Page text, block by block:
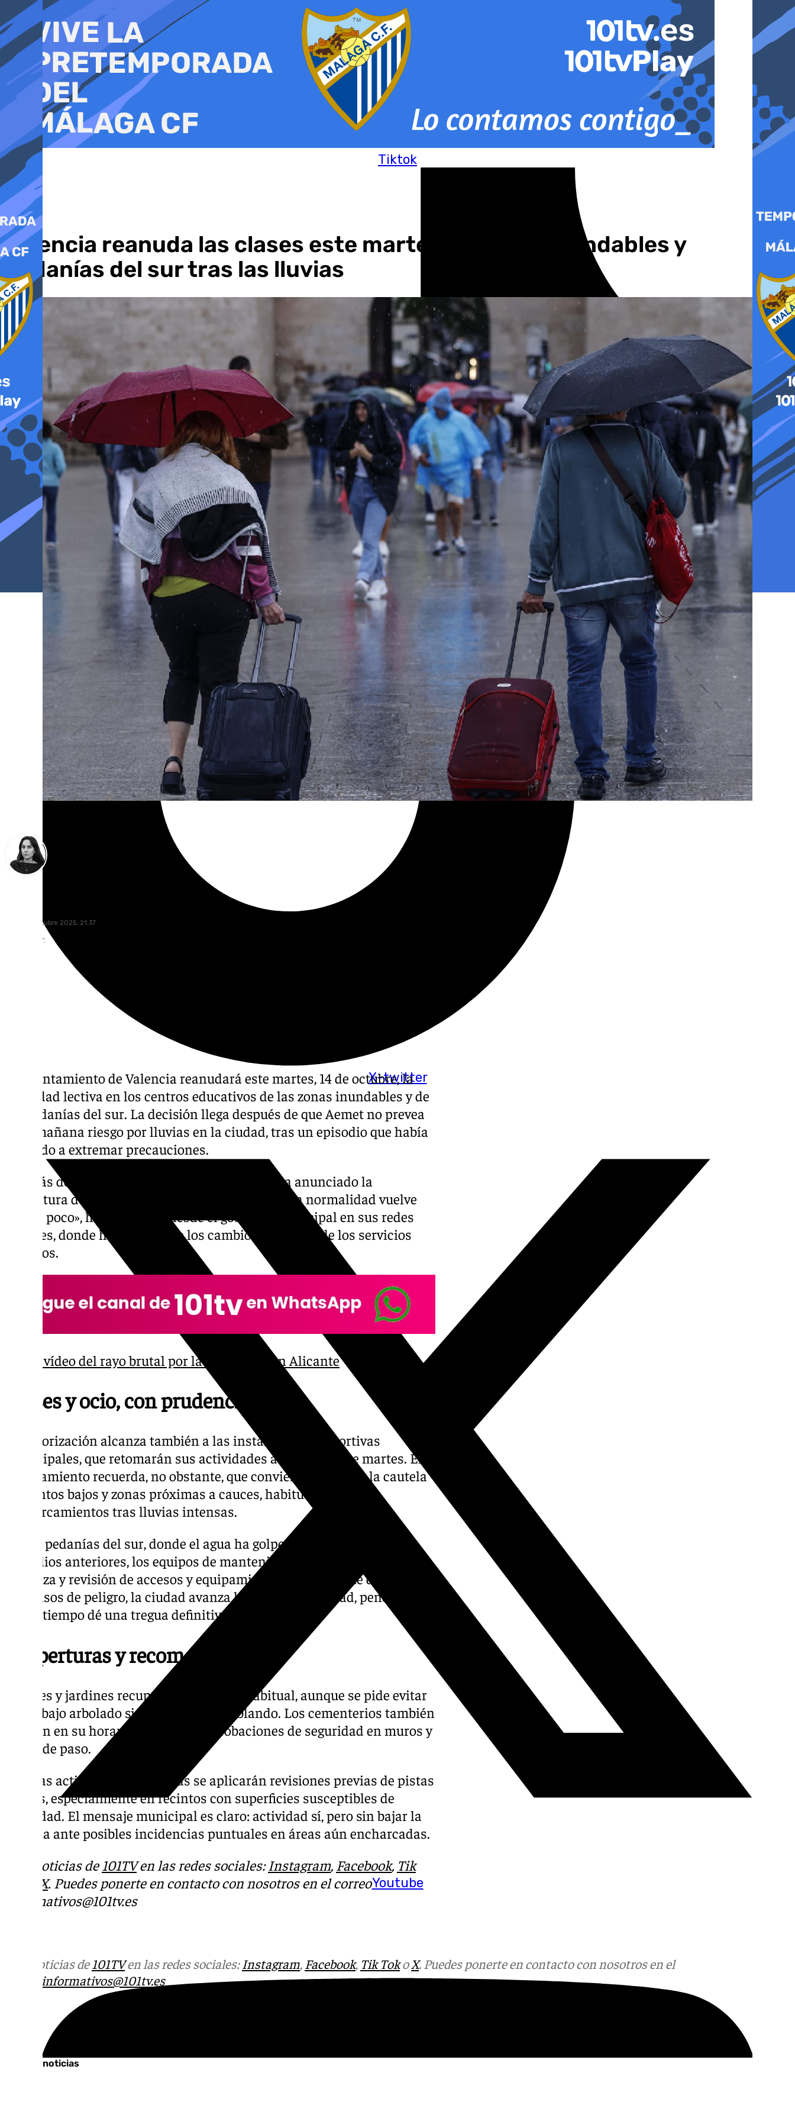
al
contenido
Tiktok
X-twitter
Youtube
Valencia reanuda las clases este martes en zonas inundables y
pedanías del sur tras las lluvias
lunes, 13 octubre 2025, 21:37
Compartir:
El Ayuntamiento de Valencia reanudará este martes, 14 de octubre, la
actividad lectiva en los centros educativos de las zonas inundables y de
las pedanías del sur. La decisión llega después de que Aemet no prevea
para mañana riesgo por lluvias en la ciudad, tras un episodio que había
obligado a extremar precauciones.
Además del regreso a las aulas, el consistorio ha anunciado la
reapertura de parques, jardines y cementerios. «La normalidad vuelve
poco a poco», han señalado desde el gobierno municipal en sus redes
sociales, donde han difundido los cambios de estado de los servicios
públicos.
El vídeo del rayo brutal por la dana Alice en Alicante
Clases y ocio, con prudencia
La autorización alcanza también a las instalaciones deportivas
municipales, que retomarán sus actividades a partir de este martes. El
Ayuntamiento recuerda, no obstante, que conviene mantener la cautela
en puntos bajos y zonas próximas a cauces, habituales focos de
encharcamientos tras lluvias intensas.
En las pedanías del sur, donde el agua ha golpeado con más fuerza en
episodios anteriores, los equipos de mantenimiento han trabajado en
limpieza y revisión de accesos y equipamientos. Con el parte de Aemet
sin avisos de peligro, la ciudad avanza hacia la normalidad, pendiente de
que el tiempo dé una tregua definitiva.
Reaperturas y recomendaciones
Parques y jardines recuperan el tránsito habitual, aunque se pide evitar
pasar bajo arbolado si persiste el suelo blando. Los cementerios también
reabren en su horario, tras las comprobaciones de seguridad en muros y
zonas de paso.
Para las actividades deportivas se aplicarán revisiones previas de pistas
y salas, especialmente en recintos con superficies susceptibles de
humedad. El mensaje municipal es claro: actividad sí, pero sin bajar la
guardia ante posibles incidencias puntuales en áreas aún encharcadas.
Más noticias de 101TVen las redes sociales:Instagram, Facebook, Tik
X. Puedes ponerte en contacto con nosotros en el correo
informativos@101tv.es
Más noticias de101TVen las redes sociales:Instagram, Facebook, Tik TokoX. Puedes ponerte en contacto con nosotros en el
informativos@101tv.es
Últimas noticias